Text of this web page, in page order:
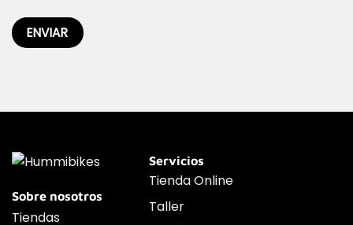
Sobre nosotros
Tiendas
Servicios
Tienda Online
Taller